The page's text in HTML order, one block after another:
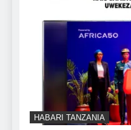
HABARI TANZANIA